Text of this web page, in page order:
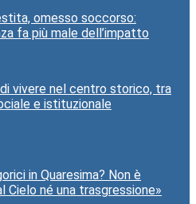
omesso soccorso:
fa più male dell’impatto
di vivere nel centro storico, tra
e istituzionale
in Quaresima? Non è
Cielo né una trasgressione»